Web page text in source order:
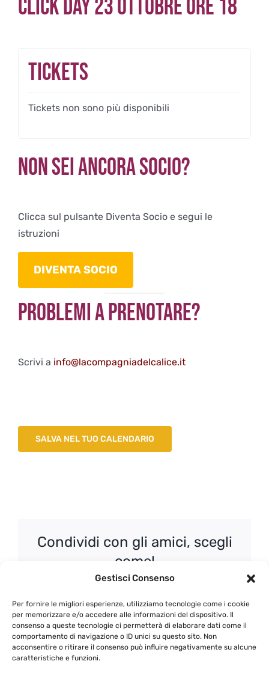
Gestisci Consenso
Per fornire le migliori esperienze, utilizziamo tecnologie come i cookie
per memorizzare e/o accedere alle informazioni del dispositivo. Il
consenso a queste tecnologie ci permetterà di elaborare dati come il
comportamento di navigazione o ID unici su questo sito. Non
acconsentire o ritirare il consenso può influire negativamente su alcune
caratteristiche e funzioni.
Click day 23 Ottobre ore 18
Tickets
Tickets non sono più disponibili
Non sei ancora Socio?
Clicca sul pulsante Diventa Socio e segui le
istruzioni
DIVENTA SOCIO
Problemi a Prenotare?
Scrivi a info@lacompagniadelcalice.it
SALVA NEL TUO CALENDARIO
Condividi con gli amici, scegli
come!
Gli Internazionali di
Chapoutier: grandi vini